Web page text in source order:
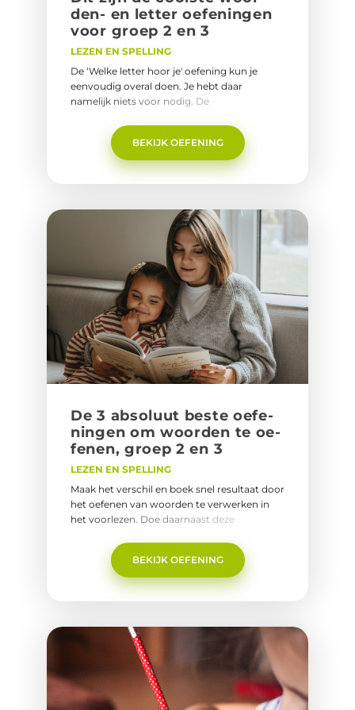
den- en let­ter oe­fe­nin­gen
voor groep 2 en 3
LEZEN EN SPELLING
De ‘Welke letter hoor je' oefening kun je
eenvoudig overal doen. Je hebt daar
namelijk niets voor nodig. De
nemen &nbsp;wel een paar minuten in
beslag. Daar staat tegenover dat dit spel
doorgaans veel lol oplevert.&nbsp;Naar de
Coole oefeningen
BEKIJK OEFENING
De 3 ab­so­luut beste oe­fe­
nin­gen om woor­den te oe­
fe­nen, groep 2 en 3
LEZEN EN SPELLING
Maak het verschil en boek snel resultaat door
het oefenen van woorden te verwerken in
het voorlezen. Doe daarnaast deze
gewoon tussendoor! Dit zorgt ervoor dat het
niet als 'leren voelt' en dat je kind sprongen
vooruit kan maken in de
taalontwikkeling.Naar de 3 absoluut beste
BEKIJK OEFENING